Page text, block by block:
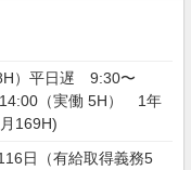
）平日遅 9:30〜
（実働 5H） 1年
169H)
日（有給取得義務5